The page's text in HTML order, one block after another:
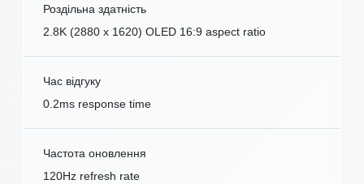
Роздільна здатність
2.8K (2880 x 1620) OLED 16:9 aspect ratio
Час відгуку
0.2ms response time
Частота оновлення
120Hz refresh rate